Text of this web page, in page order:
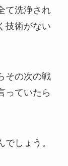
て洗浄され
技術がない
その次の戦
っていたら
でしょう。